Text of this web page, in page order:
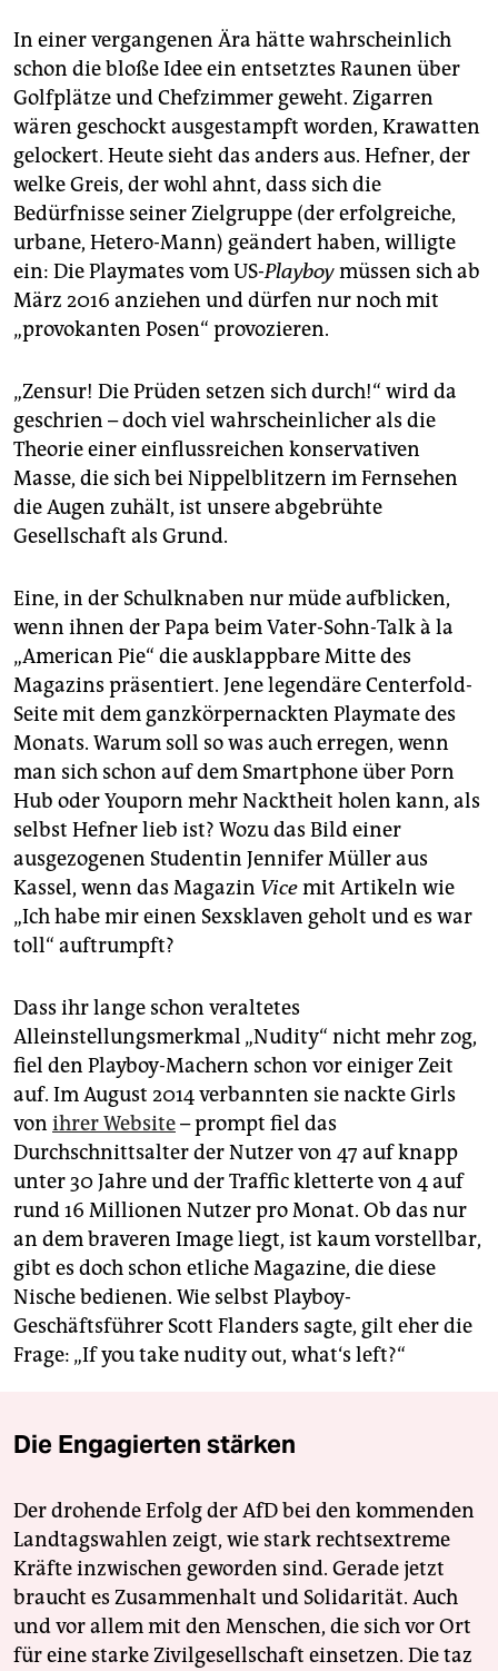
In einer vergangenen Ära hätte wahrscheinlich
schon die bloße Idee ein entsetztes Raunen über
Golfplätze und Chefzimmer geweht. Zigarren
wären geschockt ausgestampft worden, Krawatten
gelockert. Heute sieht das anders aus. Hefner, der
welke Greis, der wohl ahnt, dass sich die
Bedürfnisse seiner Zielgruppe (der erfolgreiche,
urbane, Hetero-Mann) geändert haben, willigte
ein: Die Playmates vom US-Playboymüssen sich ab
März 2016 anziehen und dürfen nur noch mit
„provokanten Posen“ provozieren.
„Zensur! Die Prüden setzen sich durch!“ wird da
geschrien – doch viel wahrscheinlicher als die
Theorie einer einflussreichen konservativen
Masse, die sich bei Nippelblitzern im Fernsehen
die Augen zuhält, ist unsere abgebrühte
Gesellschaft als Grund.
Eine, in der Schulknaben nur müde aufblicken,
wenn ihnen der Papa beim Vater-Sohn-Talk à la
„American Pie“ die ausklappbare Mitte des
Magazins präsentiert. Jene legendäre Centerfold-
Seite mit dem ganzkörpernackten Playmate des
Monats. Warum soll so was auch erregen, wenn
man sich schon auf dem Smartphone über Porn
Hub oder Youporn mehr Nacktheit holen kann, als
selbst Hefner lieb ist? Wozu das Bild einer
ausgezogenen Studentin Jennifer Müller aus
Kassel, wenn das Magazin Vicemit Artikeln wie
„Ich habe mir einen Sexsklaven geholt und es war
toll“ auftrumpft?
Dass ihr lange schon veraltetes
Alleinstellungsmerkmal „Nudity“ nicht mehr zog,
fiel den Playboy-Machern schon vor einiger Zeit
auf. Im August 2014 verbannten sie nackte Girls
von ihrer Website– prompt fiel das
Durchschnittsalter der Nutzer von 47 auf knapp
unter 30 Jahre und der Traffic kletterte von 4 auf
rund 16 Millionen Nutzer pro Monat. Ob das nur
an dem braveren Image liegt, ist kaum vorstellbar,
gibt es doch schon etliche Magazine, die diese
Nische bedienen. Wie selbst Playboy-
Geschäftsführer Scott Flanders sagte, gilt eher die
Frage: „If you take nudity out, what‘s left?“
Die Engagierten stärken
Der drohende Erfolg der AfD bei den kommenden
Landtagswahlen zeigt, wie stark rechtsextreme
Kräfte inzwischen geworden sind. Gerade jetzt
braucht es Zusammenhalt und Solidarität. Auch
und vor allem mit den Menschen, die sich vor Ort
für eine starke Zivilgesellschaft einsetzen. Die taz